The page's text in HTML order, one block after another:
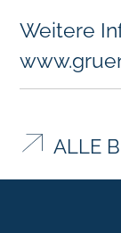
Weitere
ALLE